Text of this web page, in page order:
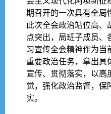
期召开的一次具有全局
此次全会政治站位高、
点突出，局班子成员、
习宣传全会精神作为当
重要政治任务，拿出具
宣传、贯彻落实，以高
觉，强化政治监督，保
实。